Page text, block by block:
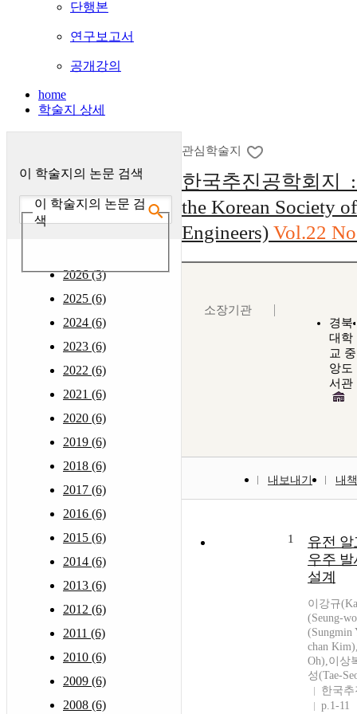
단행본
연구보고서
공개강의
home
학술지 상세
이 학술지의 논문 검색
이 학술지의 논문 검
색
2026 (3)
2025 (6)
2024 (6)
2023 (6)
2022 (6)
2021 (6)
2020 (6)
2019 (6)
2018 (6)
2017 (6)
2016 (6)
2015 (6)
2014 (6)
2013 (6)
2012 (6)
2011 (6)
2010 (6)
2009 (6)
2008 (6)
관심학술지
한국추진공학회지 :
the Korean Society
Engineers) Vol.22
소장기관
경북
대학
교 중
앙도
서관
내보내기 내
1
유전
우주
설계
이강규
(Seung-
(Sungmin
chan
Oh),이상
성(Tae-
한국
p.1-11